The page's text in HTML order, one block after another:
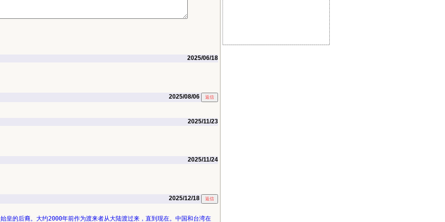
2025/06/18
2025/08/06
2025/11/23
2025/11/24
2025/12/18
皇的后裔。大约2000年前作为渡来者从大陆渡过来，直到现在。中国和台湾在